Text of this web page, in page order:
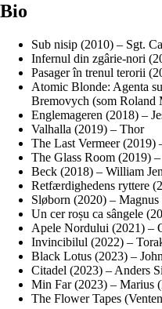
Bio
Sub nisip (2010) – Sgt.
Infernul din zgârie-nori
Pasager în trenul terorii
Atomic Blonde: Agenta
Bremovych (som Roland
Englemageren (2018) –
Valhalla (2019) – Thor
The Last Vermeer (2019)
The Glass Room (2019) –
Beck (2018) – William
Retfærdighedens ryttere
Sløborn (2020) –
Un cer roșu ca sângele
Apele Nordului (2021) –
Invincibilul (2022) –
Black Lotus (2023) –
Citadel (2023) – Anders
Min Far (2023) – Marius
The Flower Tapes